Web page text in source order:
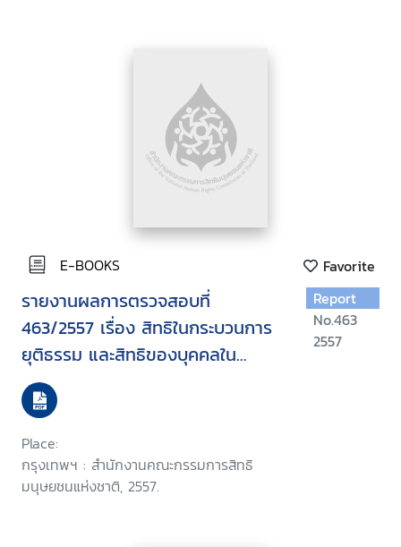
E-BOOKS Favorite
รายงานผลการตรวจสอบที่
463/2557 เรื่อง สิทธิในกระบวนการ
ยุติธรรม และสิทธิของบุคคลใน
ทรัพย์สิน กรณีกล่าวอ้างว่าพี่ชาย
ของผู้ร้องไม่ได้รับความเป็นธรรมจาก
การดำเนินคดีของเจ้าหน้าที่ตำรวจ
และกรณีขอรับรถยนต์คืน
Place:
กรุงเทพฯ : สำนักงานคณะกรรมการสิทธิ
มนุษยชนแห่งชาติ, 2557.
Report
No.463
2557